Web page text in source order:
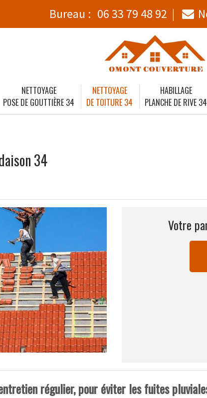
Bureau : 06 33 79 48 92
NETTOYAGE
POSE DE GOUTTIÈRE 34
NETTOYAGE
DE TOITURE 34
HABILLAGE
PLANCHE DE RIVE 34
34
Votre
régulier, pour éviter les fuites